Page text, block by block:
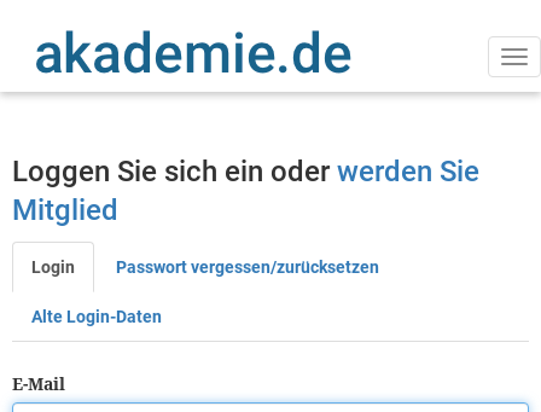
Inhalt
Loggen Sie sich ein oder werden Sie
Mitglied
Primäre
Reiter
Login Passwort vergessen/zurücksetzen
Alte Login-Daten
E-Mail